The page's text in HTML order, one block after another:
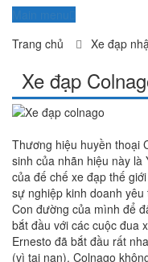
Trang chủ
Xe đạp
Xe đạp
Thương hiệu huyền thoại
sinh của nhãn hiệu này
của đế chế xe đạp thế
sự nghiệp kinh doanh
Con đường của mình để
bắt đầu với các cuộc đua
Ernesto đã bắt đầu rất
(vì tai nạn). Colnago